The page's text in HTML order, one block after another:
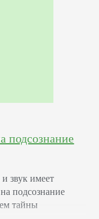
подсознание
звук имеет
подсознание
тайны